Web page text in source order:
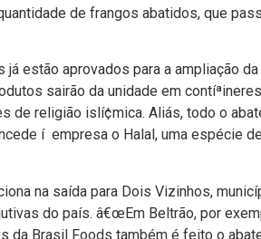
de frangos abatidos, que
já estão aprovados para a ampliação
sairão da unidade em
de religião islí¢mica. Aliás, todo o
í empresa o Halal, uma espécie
na saí­da para Dois Vizinhos,
do paí­s. â€œEm Beltrão, por
da Brasil Foods também é feito o